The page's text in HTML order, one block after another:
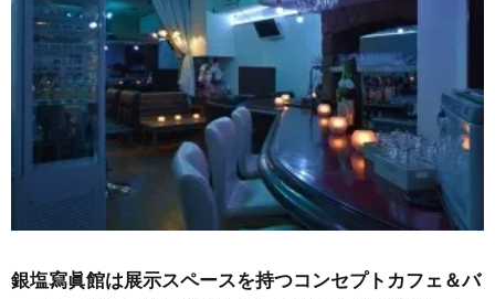
銀塩寫眞館は展示スペースを持つコンセプトカフェ＆バ